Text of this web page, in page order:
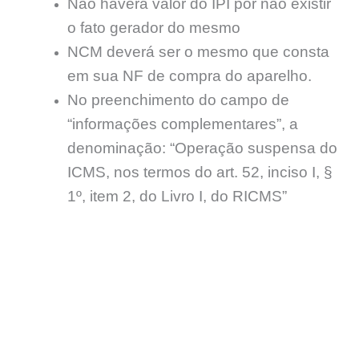
Não haverá valor do IPI por não existir
o fato gerador do mesmo
NCM deverá ser o mesmo que consta
em sua NF de compra do aparelho.
No preenchimento do campo de
“informações complementares”, a
denominação: “Operação suspensa do
ICMS, nos termos do art. 52, inciso I, §
1º, item 2, do Livro I, do RICMS”